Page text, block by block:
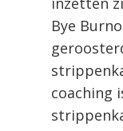
Bye
coaching